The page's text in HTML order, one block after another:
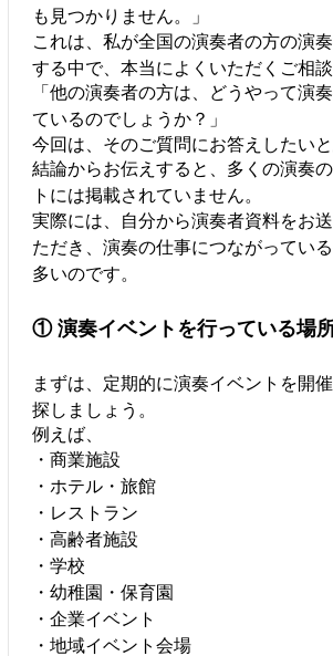
も見つかりません。」
これは、私が全国の演奏者の方の演
する中で、本当によくいただくご相談
「他の演奏者の方は、どうやって演
ているのでしょうか？」
今回は、そのご質問にお答えしたいと
結論からお伝えすると、多くの演奏
トには掲載されていません。
実際には、自分から演奏者資料をお
ただき、演奏の仕事につながってい
多いのです。
① 演奏イベントを行っている場
まずは、定期的に演奏イベントを開
探しましょう。
例えば、
・商業施設
・ホテル・旅館
・レストラン
・高齢者施設
・学校
・幼稚園・保育園
・企業イベント
・地域イベント会場